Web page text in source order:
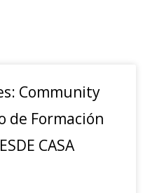
Community
de Formación
CASA